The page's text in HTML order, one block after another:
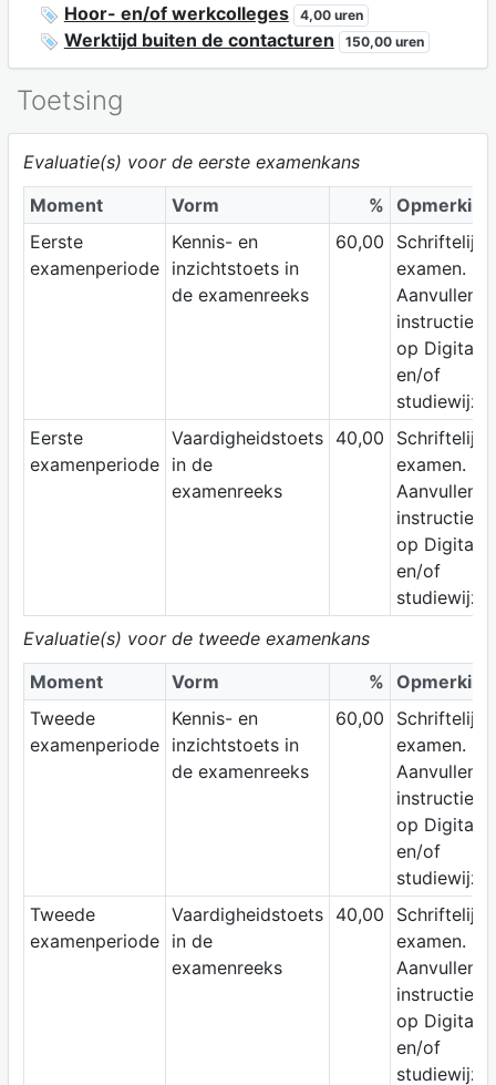
Hoor- en/of werkcolleges
4,00 uren
Werktijd buiten de contacturen 150,00 uren
Toetsing
Evaluatie(s) voor de eerste examenkans
Moment
Vorm % Opmerking
Eerste
examenperiode
Kennis- en
inzichtstoets in
de examenreeks
60,00
Schriftelijk
examen.
instructies
op Digitap
en/of
Eerste
examenperiode
Vaardigheidstoets
in de
examenreeks
40,00
Schriftelijk
examen.
instructies
op Digitap
en/of
Evaluatie(s) voor de tweede examenkans
Moment
Vorm % Opmerking
Tweede
examenperiode
Kennis- en
inzichtstoets in
de examenreeks
60,00
Schriftelijk
examen.
instructies
op Digitap
en/of
Tweede
examenperiode
Vaardigheidstoets
in de
examenreeks
40,00
Schriftelijk
examen.
instructies
op Digitap
en/of